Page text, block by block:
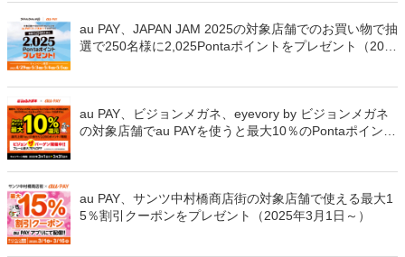
au PAY、JAPAN JAM 2025の対象店舗でのお買い物で抽
選で250名様に2,025Pontaポイントをプレゼント（202
au PAY、ビジョンメガネ、eyevory by ビジョンメガネ
の対象店舗でau PAYを使うと最大10％のPontaポイント
au PAY、サンツ中村橋商店街の対象店舗で使える最大1
5％割引クーポンをプレゼント（2025年3月1日～）